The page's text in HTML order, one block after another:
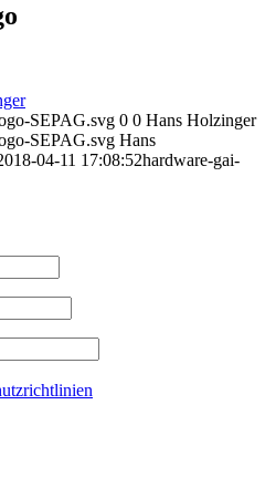
SEPAG.svg 0 0 Hans Holzinger
SEPAG.svg Hans
04-11 17:08:52hardware-gai-